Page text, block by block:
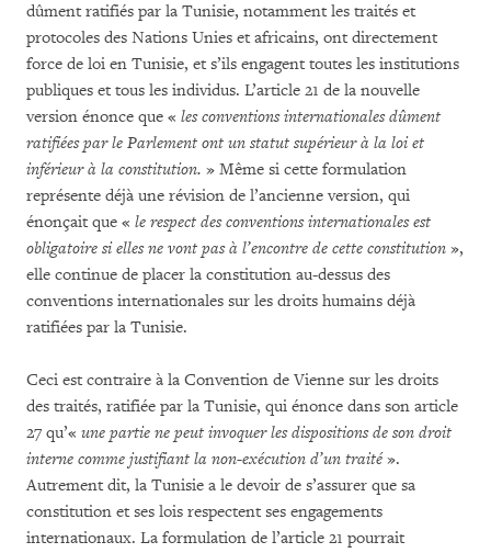
dûment ratifiés par la Tunisie, notamment les traités et
protocoles des Nations Unies et africains, ont directement
force de loi en Tunisie, et s’ils engagent toutes les institutions
publiques et tous les individus. L’article 21 de la nouvelle
version énonce que « les conventions internationales dûment
ratifiées par le Parlement ont un statut supérieur à la loi et
inférieur à la constitution. » Même si cette formulation
représente déjà une révision de l’ancienne version, qui
énonçait que « le respect des conventions internationales est
obligatoire si elles ne vont pas à l’encontre de cette constitution »,
elle continue de placer la constitution au-dessus des
conventions internationales sur les droits humains déjà
ratifiées par la Tunisie.
Ceci est contraire à la Convention de Vienne sur les droits
des traités, ratifiée par la Tunisie, qui énonce dans son article
27 qu’« une partie ne peut invoquer les dispositions de son droit
interne comme justifiant la non-exécution d’un traité».
Autrement dit, la Tunisie a le devoir de s’assurer que sa
constitution et ses lois respectent ses engagements
internationaux. La formulation de l’article 21 pourrait